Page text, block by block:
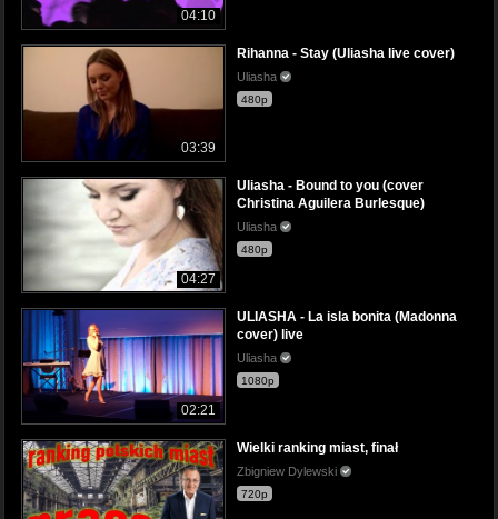
04:10
03:39
Rihanna - Stay (Uliasha live cover)
Uliasha
480p
04:27
Uliasha - Bound to you (cover
Christina Aguilera Burlesque)
Uliasha
480p
02:21
ULIASHA - La isla bonita (Madonna
cover) live
Uliasha
1080p
Wielki ranking miast, finał
Zbigniew Dylewski
720p